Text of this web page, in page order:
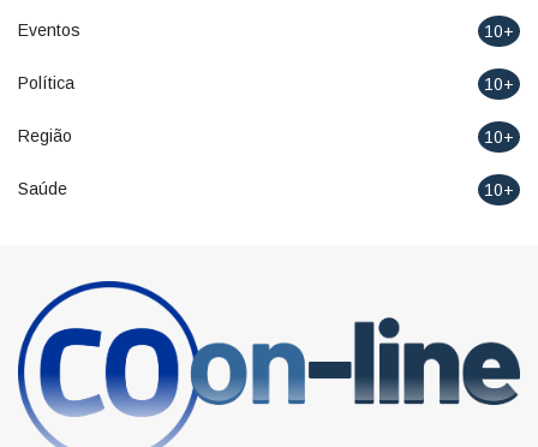
Eventos 10+
Política 10+
Região 10+
Saúde 10+